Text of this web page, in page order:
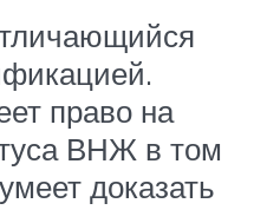
право на
ВНЖ в том
доказать